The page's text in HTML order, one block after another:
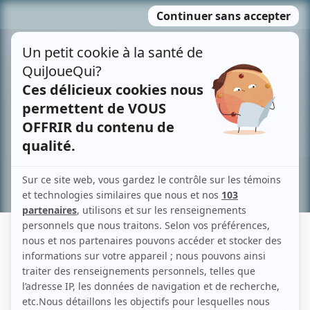
MENU
contenu
Recherche avancée »
JEAN-CLAUDE PILON
Liens
Fiche de Jean-Claude Pilon sur Showbizz.net